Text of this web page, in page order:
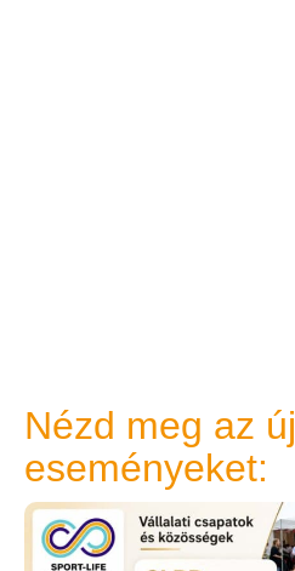
Nézd meg az új
eseményeket: